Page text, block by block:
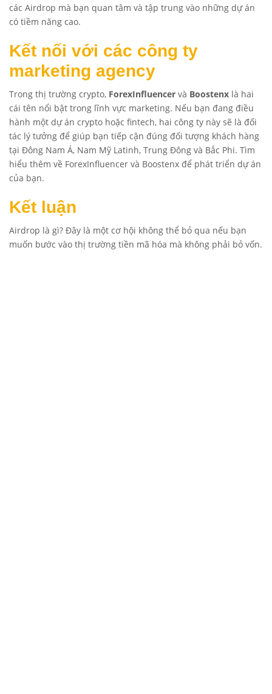
các Airdrop mà bạn quan tâm và tập trung vào những dự án
có tiềm năng cao.
Kết nối với các công ty
marketing agency
Trong thị trường crypto, ForexInfluencer và Boostenx là hai
cái tên nổi bật trong lĩnh vực marketing. Nếu bạn đang điều
hành một dự án crypto hoặc fintech, hai công ty này sẽ là đối
tác lý tưởng để giúp bạn tiếp cận đúng đối tượng khách hàng
tại Đông Nam Á, Nam Mỹ Latinh, Trung Đông và Bắc Phi. Tìm
hiểu thêm về ForexInfluencer và Boostenx để phát triển dự án
của bạn.
Kết luận
Airdrop là gì? Đây là một cơ hội không thể bỏ qua nếu bạn
muốn bước vào thị trường tiền mã hóa mà không phải bỏ vốn.